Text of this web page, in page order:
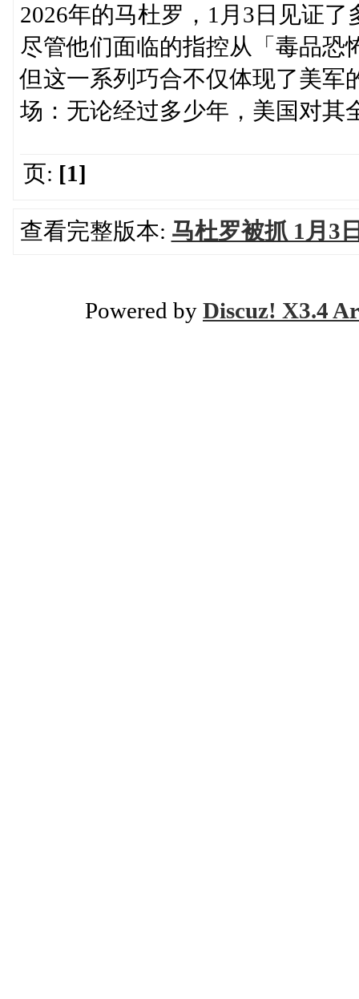
2026年的马杜罗，1月3日见证
尽管他们面临的指控从「毒品恐
但这一系列巧合不仅体现了美军
场：无论经过多少年，美国对其
页: [1]
查看完整版本: 马杜罗被抓 1月3
Powered by Discuz! X3.4